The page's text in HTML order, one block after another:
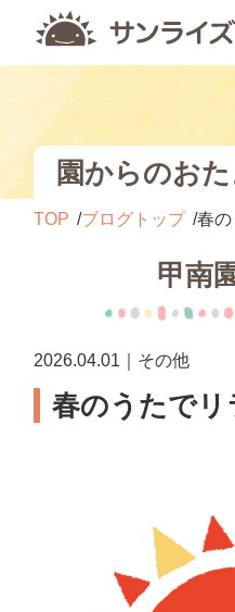
園からのおた
TOP ブログトップ 春
甲南
2026.04.01｜その他
春のうたで